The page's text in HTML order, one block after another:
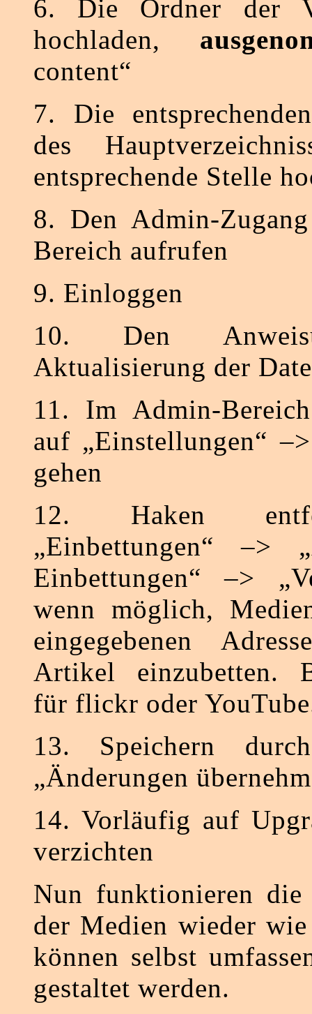
6. Die Ordner der
hochladen,
content“
7. Die
des
entsprechende Stelle
8. Den Admin-
Bereich aufrufen
9. Einloggen
10. Den
Aktualisierung der
11. Im Admin-
auf „Einstellungen“
gehen
12. Haken
„Einbettungen“ –>
Einbettungen“ –>
wenn möglich,
eingegebenen
Artikel einzubetten.
für flickr oder
13. Speichern
„Änderungen
14. Vorläufig auf
verzichten
Nun funktionieren die
der Medien wieder
können selbst
gestaltet werden.